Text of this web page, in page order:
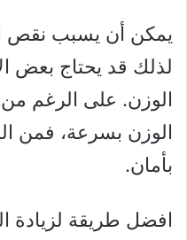
يمكن أن يسبب نقص
لذلك قد يحتاج بعض
الوزن. على الرغم
الوزن بسرعة، فمن
بأمان.
افضل طريقة لزيادة